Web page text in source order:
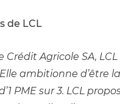
de LCL
Crédit Agricole SA,
ambitionne d’être
PME sur 3. LCL